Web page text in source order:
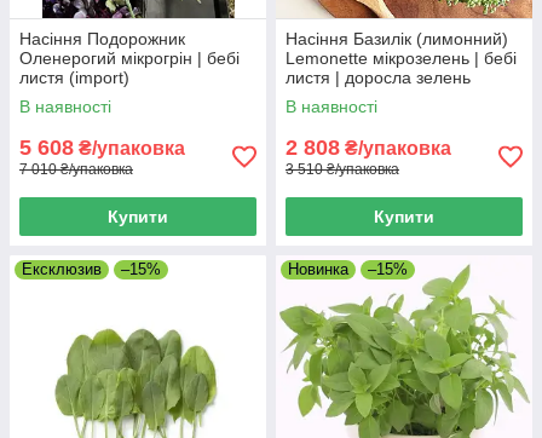
Насіння Подорожник
Оленерогий мікрогрін | бебі
листя (import)
В наявності
5 608 ₴/упаковка
7 010 ₴/упаковка
Купити
Насіння Базилік (лимонний)
Lemonette мікрозелень | бебі
листя | доросла зелень
(import)
В наявності
2 808 ₴/упаковка
3 510 ₴/упаковка
Купити
Ексклюзив –15% Новинка –15%